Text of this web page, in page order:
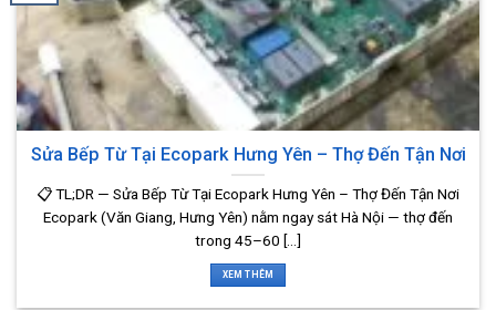
Sửa Bếp Từ Tại Ecopark Hưng Yên – Thợ Đến Tận Nơi
📋 TL;DR — Sửa Bếp Từ Tại Ecopark Hưng Yên – Thợ Đến Tận Nơi
Ecopark (Văn Giang, Hưng Yên) nằm ngay sát Hà Nội — thợ đến
trong 45–60 [...]
XEM THÊM